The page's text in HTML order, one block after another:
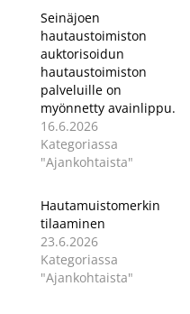
Seinäjoen
hautaustoimiston
auktorisoidun
hautaustoimiston
palveluille on
myönnetty avainlippu.
16.6.2026
Kategoriassa
"Ajankohtaista"
Hautamuistomerkin
tilaaminen
23.6.2026
Kategoriassa
"Ajankohtaista"